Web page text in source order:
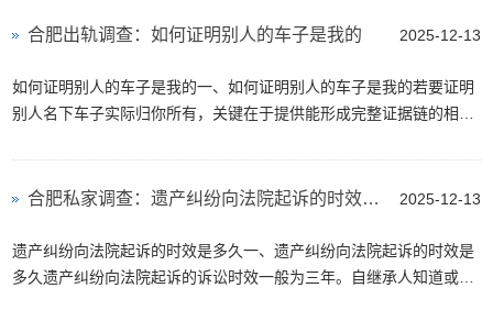
2025-12-13
合肥出轨调查：如何证明别人的车子是我的
如何证明别人的车子是我的一、如何证明别人的车子是我的若要证明
别人名下车子实际归你所有，关键在于提供能形成完整证据链的相关
购车资金由你支出。其···
2025-12-13
合肥私家调查：遗产纠纷向法院起诉的时效是多久
遗产纠纷向法院起诉的时效是多久一、遗产纠纷向法院起诉的时效是
多久遗产纠纷向法院起诉的诉讼时效一般为三年。自继承人知道或者